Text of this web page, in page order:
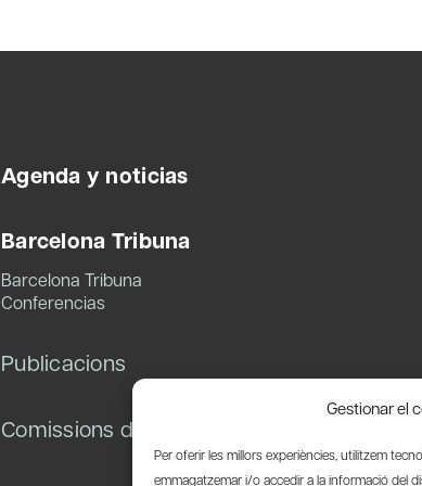
Gestionar el
Per oferir les millors experiències, utilitzem
emmagatzemar i/o accedir a la informació del
Agenda y noticias
Barcelona Tribuna
Barcelona Tribuna
Conferencias
Publicacions
Comissions de treball